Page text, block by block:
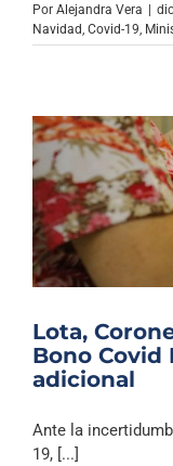
Por Alejandra Vera |
Navidad Covid-19
Lota,
Bono Covid
adicional
Ante la
19, [...]